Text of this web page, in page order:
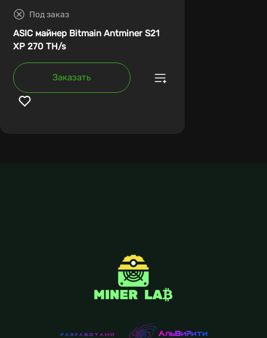
Под заказ
ASIC майнер Bitmain Antminer S21
XP 270 TH/s
Заказать